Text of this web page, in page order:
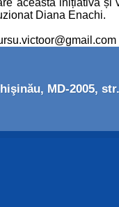
această inițiativă
Diana Enachi.
MD-2005,